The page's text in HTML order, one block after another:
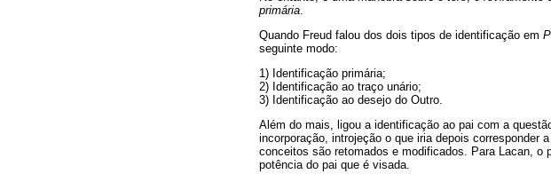
primária
Quando Freud falou dos dois tipos de identificação em
seguinte modo:
1) Identificação primária;
2) Identificação ao traço unário;
3) Identificação ao desejo do Outro.
Além do mais, ligou a identificação ao pai com a
incorporação, introjeção o que iria depois corresponder
conceitos são retomados e modificados. Para Lacan,
potência do pai que é visada.